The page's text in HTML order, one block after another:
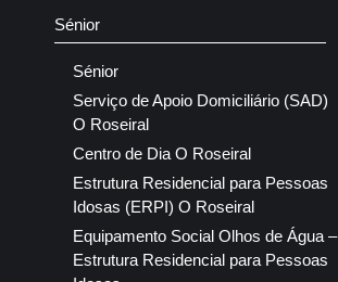
Sénior
Sénior
Serviço de Apoio Domiciliário (SAD)
O Roseiral
Centro de Dia O Roseiral
Estrutura Residencial para Pessoas
Idosas (ERPI) O Roseiral
Equipamento Social Olhos de Água –
Estrutura Residencial para Pessoas